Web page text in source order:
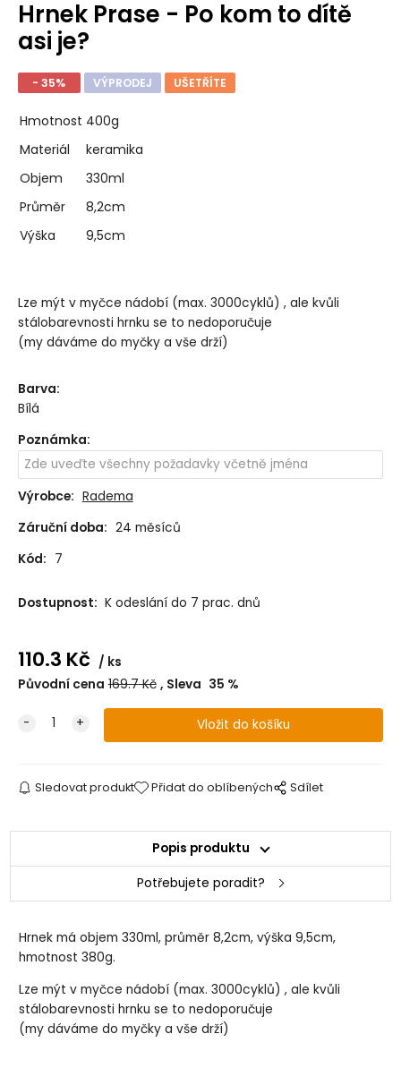
Hrnek Prase - Po kom to dítě
asi je?
- 35% VÝPRODEJ UŠETŘÍTE
Hmotnost 400g
Materiál
keramika
Objem
330ml
Průměr
8,2cm
Výška
9,5cm
Lze mýt v myčce nádobí (max. 3000cyklů) , ale kvůli
stálobarevnosti hrnku se to nedoporučuje
(my dáváme do myčky a vše drží)
Barva:
Bílá
Poznámka:
Výrobce: Radema
Záruční doba: 24 měsíců
Kód: 7
Dostupnost: K odeslání do 7 prac. dnů
110.3 Kč
ks
Původní cena 169.7Kč Sleva 35 %
Sledovat produkt Přidat do oblíbených Sdílet
Popis produktu
Potřebujete poradit?
Hrnek má objem 330ml, průměr 8,2cm, výška 9,5cm,
hmotnost 380g.
Lze mýt v myčce nádobí (max. 3000cyklů) , ale kvůli
stálobarevnosti hrnku se to nedoporučuje
(my dáváme do myčky a vše drží)